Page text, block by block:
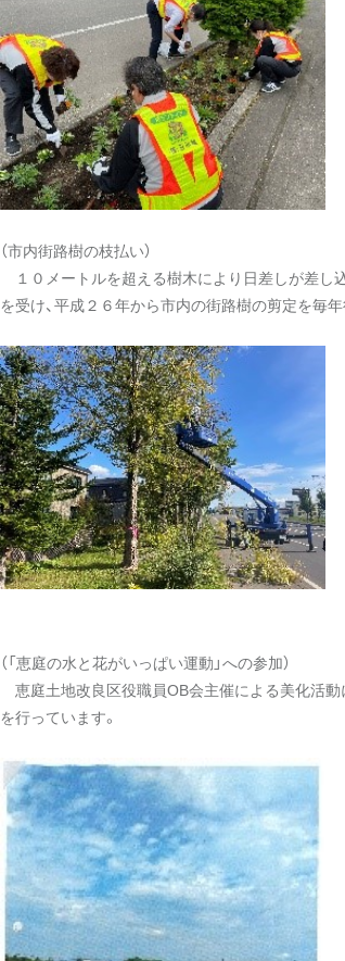
（市内街路樹の枝払い）
１０メートルを超える樹木により日差しが差し
を受け、平成２６年から市内の街路樹の剪定を毎年
（「恵庭の水と花がいっぱい運動」への参加）
恵庭土地改良区役職員OB会主催による美化活動
を行っています。